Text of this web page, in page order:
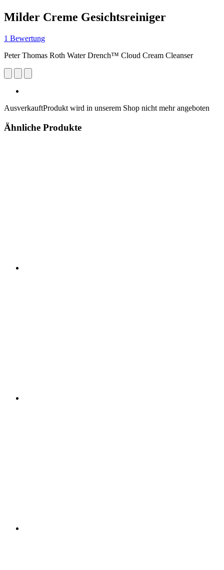
Milder Creme Gesichtsreiniger
1 Bewertung
Peter Thomas Roth Water Drench™ Cloud Cream Cleanser
AusverkauftProdukt wird in unserem Shop nicht mehr angeboten
Ähnliche Produkte